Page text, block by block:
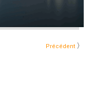
Précédent 〉